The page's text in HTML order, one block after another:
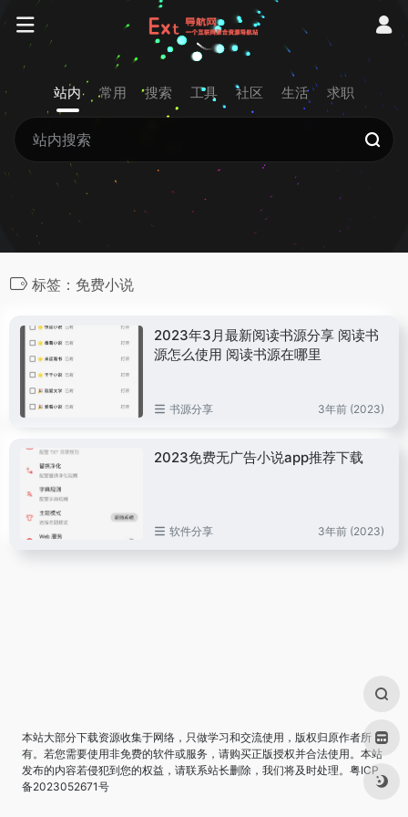
站内 常用 搜索 工具 社区 生活 求职
标签：免费小说
2023年3月最新阅读书源分享 阅读书
源怎么使用 阅读书源在哪里
书源分享 3年前 (2023)
2023免费无广告小说app推荐下载
软件分享 3年前 (2023)
本站大部分下载资源收集于网络，只做学习和交流使用，版权归原作者所
有。若您需要使用非免费的软件或服务，请购买正版授权并合法使用。本站
发布的内容若侵犯到您的权益，请联系站长删除，我们将及时处理。 粤ICP
备2023052671号